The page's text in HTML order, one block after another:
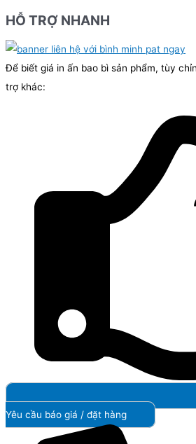
HỖ TRỢ NHANH
Để biết giá in ấn bao bì sản phẩm, tùy
trợ khác:
Yêu cầu báo giá / đặt hàng